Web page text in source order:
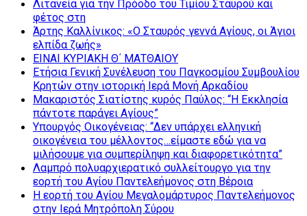
Λιτανεία για την Πρόοδο του Τιμίου Σταυρού και
φέτος στη
Άρτης Καλλίνικος: «Ο Σταυρός γεννά Αγίους, οι Άγιοι
ελπίδα ζωής»
ΕΙΝΑΙ ΚΥΡΙΑΚΗ Θ΄ ΜΑΤΘΑΙΟΥ
Ετήσια Γενική Συνέλευση του Παγκοσμίου Συμβουλίου
Κρητών στην ιστορική Ιερά Μονή Αρκαδίου
Μακαριστός Σιατίστης κυρός Παύλος: “Η Εκκλησία
πάντοτε παράγει Αγίους”
Υπουργός Οικογένειας: “Δεν υπάρχει ελληνική
οικογένεια του μέλλοντος…είμαστε εδώ για να
μιλήσουμε για συμπερίληψη και διαφορετικότητα”
Λαμπρό πολυαρχιερατικό συλλείτουργο για την
εορτή του Αγίου Παντελεήμονος στη Βέροια
Η εορτή του Αγίου Μεγαλομάρτυρος Παντελεήμονος
στην Ιερά Μητρόπολη Σύρου